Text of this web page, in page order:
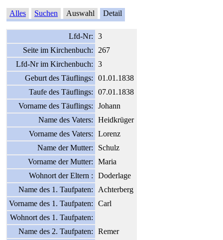
Alles Suchen Auswahl Detail
Lfd-Nr:
3
Seite im Kirchenbuch:
267
Lfd-Nr im Kirchenbuch:
3
Geburt des Täuflings:
01.01.1838
Taufe des Täuflings:
07.01.1838
Vorname des Täuflings:
Johann
Name des Vaters:
Heidkrüger
Vorname des Vaters:
Lorenz
Name der Mutter:
Schulz
Vorname der Mutter:
Maria
Wohnort der Eltern :
Doderlage
Name des 1. Taufpaten:
Achterberg
Vorname des 1. Taufpaten:
Carl
Wohnort des 1. Taufpaten:
Name des 2. Taufpaten:
Remer